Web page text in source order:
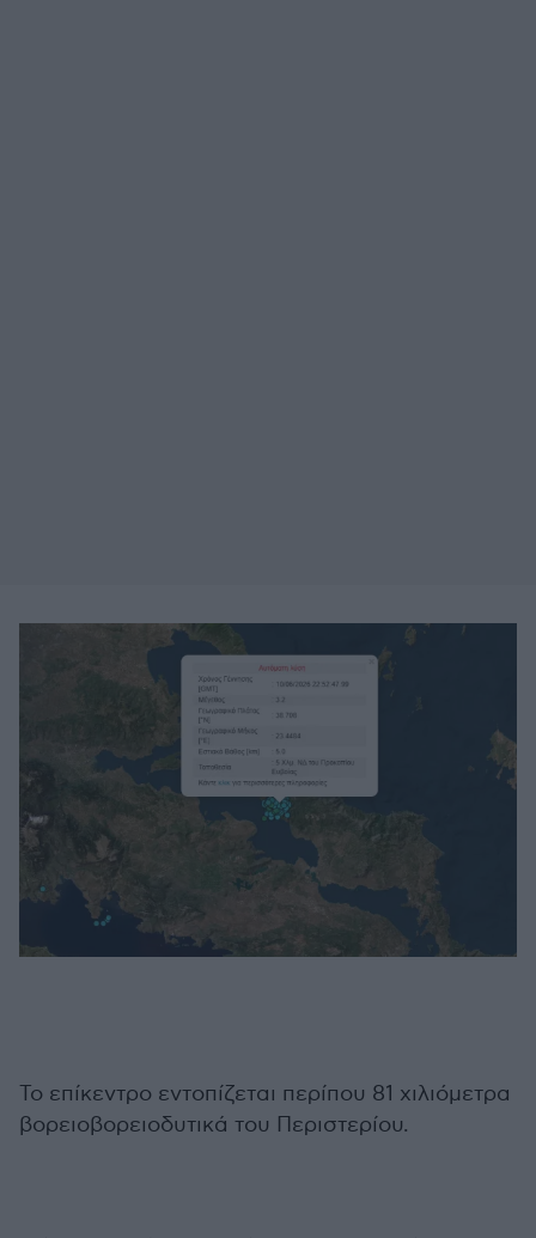
Το επίκεντρο εντοπίζεται περίπου 81 χιλιόμετρα
βορειοβορειοδυτικά του Περιστερίου.